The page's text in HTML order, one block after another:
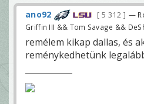
ano92 5 312
—
Griffin III && Tom Savage &&
remélem kikap dallas, és
reménykedhetünk